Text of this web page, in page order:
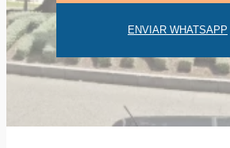
ENVIAR WHATSAPP